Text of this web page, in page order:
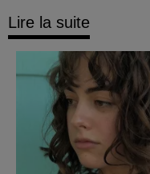
Lire la suite